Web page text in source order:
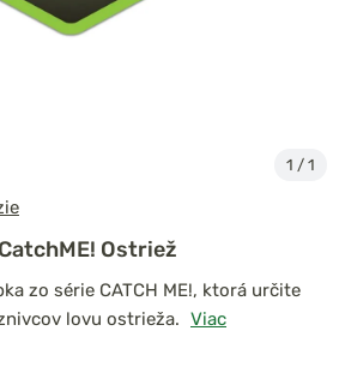
1 / 1
Ostriež
zo série CATCH ME!, ktorá určite
lovu ostrieža. Viac